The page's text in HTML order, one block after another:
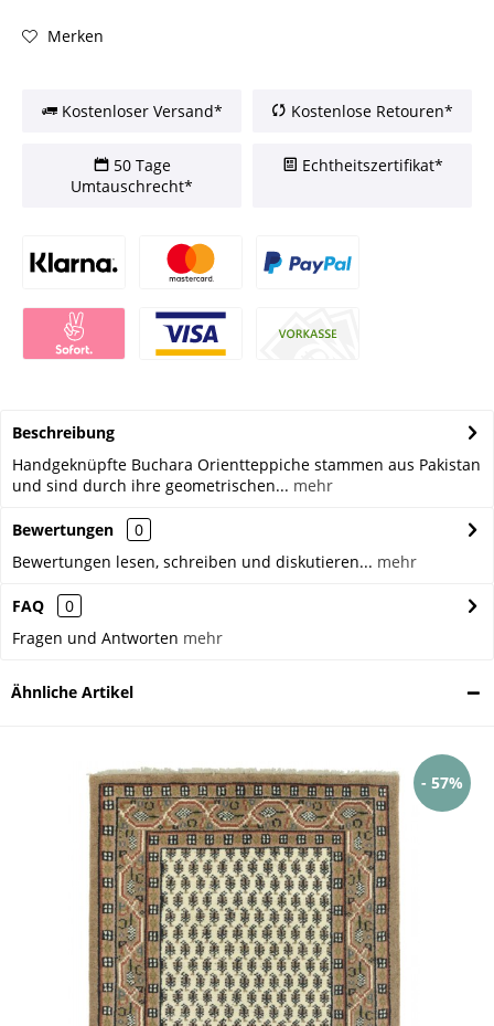
Merken
Kostenloser Versand* Kostenlose Retouren*
50 Tage
Umtauschrecht*
Echtheitszertifikat*
Beschreibung
Handgeknüpfte Buchara Orientteppiche stammen aus Pakistan
und sind durch ihre geometrischen... mehr
Bewertungen
0
Bewertungen lesen, schreiben und diskutieren... mehr
FAQ
0
Fragen und Antworten mehr
Ähnliche Artikel
- 57%